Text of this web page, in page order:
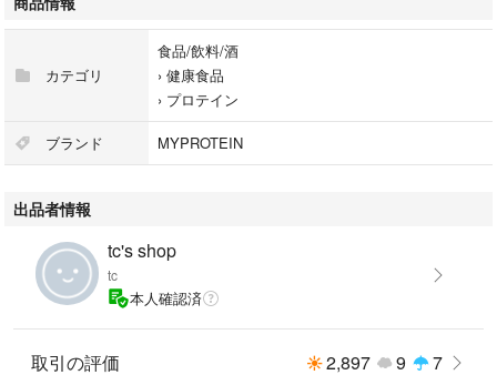
#プロテイン
#マイプロテイン
#トレーニング
カテゴリ
食品/飲料/酒
› 健康食品
› プロテイン
ブランド MYPROTEIN
出品者情報
tc's shop
tc
本人確認済
取引の評価 2,897 9 7